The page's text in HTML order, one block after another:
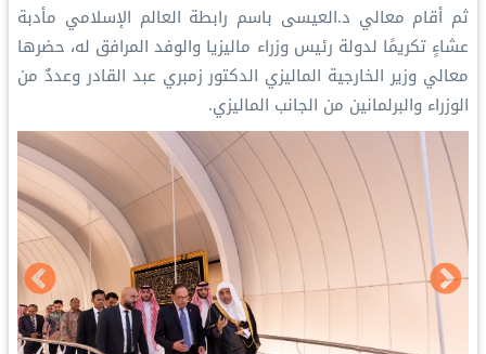
ثم أقام معالي د.العيسى باسم رابطة العالم الإسلامي مأدبة
عشاءٍ تكريمًا لدولة رئيس وزراء ماليزيا والوفد المرافق له، حضرها
معالي وزير الخارجية الماليزي الدكتور زمبري عبد القادر وعددٌ من
الوزراء والبرلمانين من الجانب الماليزي.